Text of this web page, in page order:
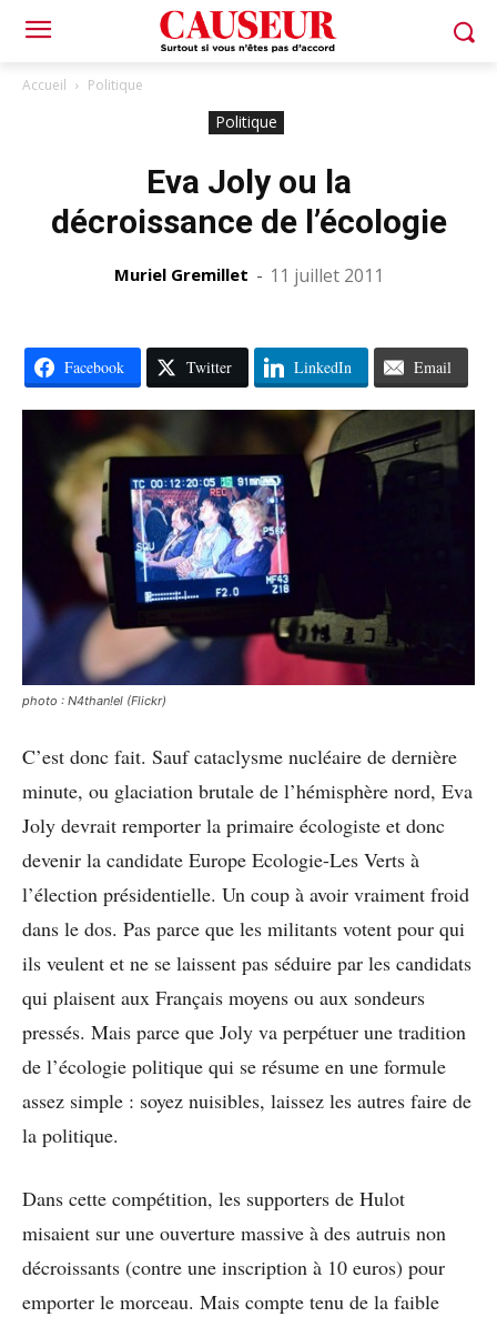
Accueil Politique
Politique
Eva Joly ou la
décroissance de l’écologie
Muriel Gremillet - 11 juillet 2011
Facebook Twitter LinkedIn Email
photo : N4than!el (Flickr)
C’est donc fait. Sauf cataclysme nucléaire de dernière
minute, ou glaciation brutale de l’hémisphère nord, Eva
Joly devrait remporter la primaire écologiste et donc
devenir la candidate Europe Ecologie-Les Verts à
l’élection présidentielle. Un coup à avoir vraiment froid
dans le dos. Pas parce que les militants votent pour qui
ils veulent et ne se laissent pas séduire par les candidats
qui plaisent aux Français moyens ou aux sondeurs
pressés. Mais parce que Joly va perpétuer une tradition
de l’écologie politique qui se résume en une formule
assez simple : soyez nuisibles, laissez les autres faire de
la politique.
Dans cette compétition, les supporters de Hulot
misaient sur une ouverture massive à des autruis non
décroissants (contre une inscription à 10 euros) pour
emporter le morceau. Mais compte tenu de la faible